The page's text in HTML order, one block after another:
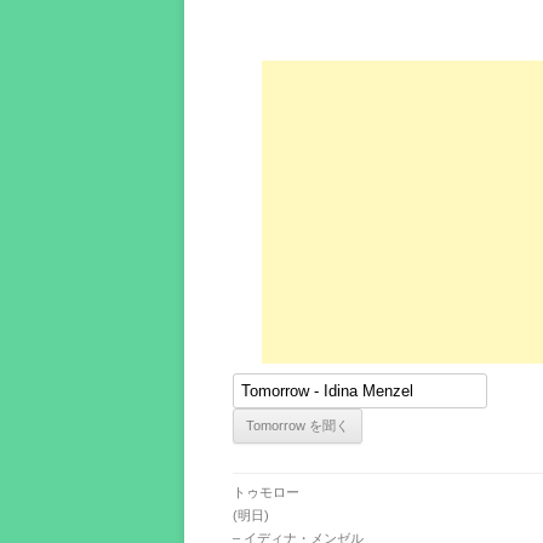
トゥモロー
(明日)
– イディナ・メンゼル